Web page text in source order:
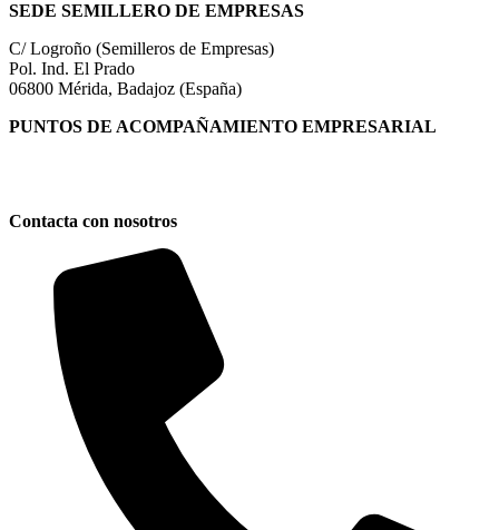
SEDE SEMILLERO DE EMPRESAS
C/ Logroño (Semilleros de Empresas)
Pol. Ind. El Prado
06800 Mérida, Badajoz (España)
PUNTOS DE ACOMPAÑAMIENTO EMPRESARIAL
Contacta con nosotros